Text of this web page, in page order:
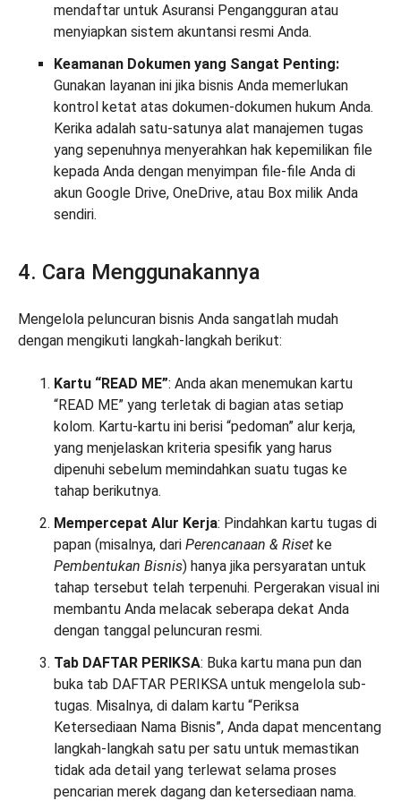
mendaftar untuk Asuransi Pengangguran atau
menyiapkan sistem akuntansi resmi Anda.
Keamanan Dokumen yang Sangat Penting:
Gunakan layanan ini jika bisnis Anda memerlukan
kontrol ketat atas dokumen-dokumen hukum Anda.
Kerika adalah satu-satunya alat manajemen tugas
yang sepenuhnya menyerahkan hak kepemilikan file
kepada Anda dengan menyimpan file-file Anda di
akun Google Drive, OneDrive, atau Box milik Anda
sendiri.
4. Cara Menggunakannya
Mengelola peluncuran bisnis Anda sangatlah mudah
dengan mengikuti langkah-langkah berikut:
Kartu “READ ME”: Anda akan menemukan kartu
“READ ME” yang terletak di bagian atas setiap
kolom. Kartu-kartu ini berisi “pedoman” alur kerja,
yang menjelaskan kriteria spesifik yang harus
dipenuhi sebelum memindahkan suatu tugas ke
tahap berikutnya.
Mempercepat Alur Kerja: Pindahkan kartu tugas di
papan (misalnya, dari Perencanaan & Riset ke
Pembentukan Bisnis) hanya jika persyaratan untuk
tahap tersebut telah terpenuhi. Pergerakan visual ini
membantu Anda melacak seberapa dekat Anda
dengan tanggal peluncuran resmi.
Tab DAFTAR PERIKSA: Buka kartu mana pun dan
buka tab DAFTAR PERIKSA untuk mengelola sub-
tugas. Misalnya, di dalam kartu “Periksa
Ketersediaan Nama Bisnis”, Anda dapat mencentang
langkah-langkah satu per satu untuk memastikan
tidak ada detail yang terlewat selama proses
pencarian merek dagang dan ketersediaan nama.